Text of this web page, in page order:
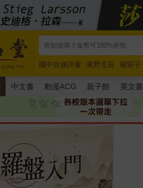
國中自修評量 東野圭吾 楊双子
唯紅花綻放
奧德賽 路邊攤新作
中文書 動漫ACG 親子館 英文書